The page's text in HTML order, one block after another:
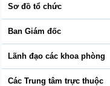
Sơ đồ tổ chức
Ban Giám đốc
Lãnh đạo các khoa phòng
Các Trung tâm trực thuộc